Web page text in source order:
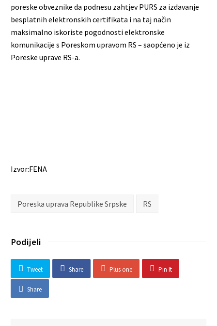
poreske obveznike da podnesu zahtjev PURS za izdavanje
besplatnih elektronskih certifikata i na taj način
maksimalno iskoriste pogodnosti elektronske
komunikacije s Poreskom upravom RS – saopćeno je iz
Poreske uprave RS-a.
Izvor:FENA
Poreska uprava Republike Srpske RS
Podijeli
Tweet Share Plus one Pin It
Share